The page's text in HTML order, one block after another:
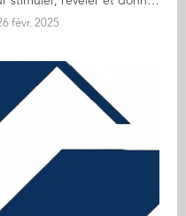
févr. 2025